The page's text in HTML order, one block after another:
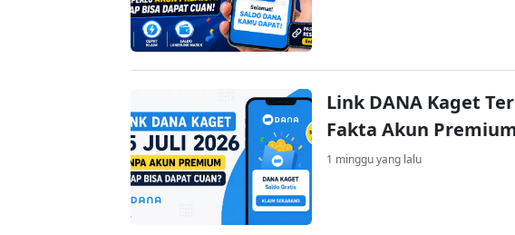
Link DANA Kaget
Fakta Akun
1 minggu yang lalu